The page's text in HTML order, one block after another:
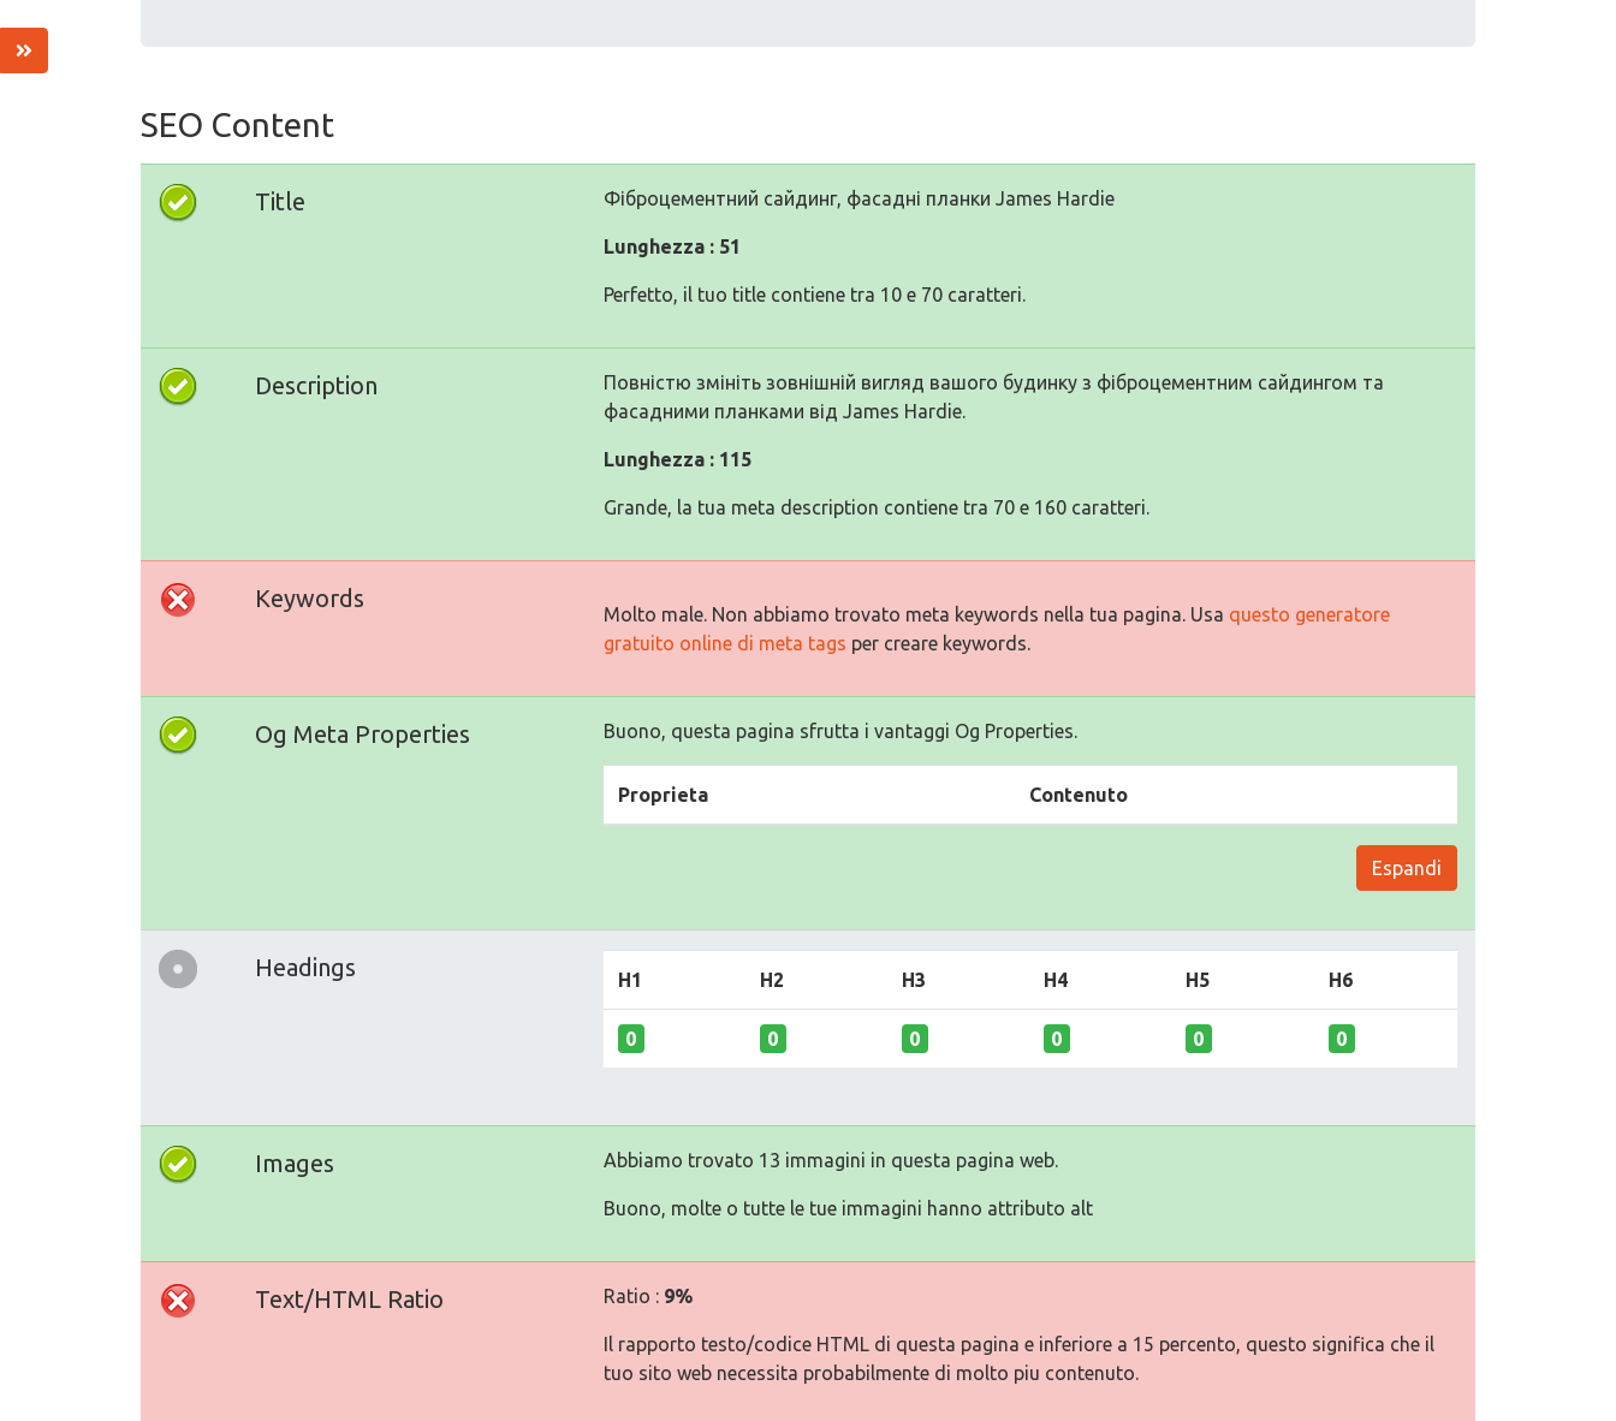
SEO Content
Title Фіброцементний сайдинг, фасадні планки James Hardie
Lunghezza : 51
Perfetto, il tuo title contiene tra 10 e 70 caratteri.
Description
Повністю змініть зовнішній вигляд вашого будинку з фіброцементним сайдингом та
фасадними планками від James Hardie.
Lunghezza : 115
Grande, la tua meta description contiene tra 70 e 160 caratteri.
Keywords
Molto male. Non abbiamo trovato meta keywords nella tua pagina. Usa questo generatore
gratuito online di meta tags per creare keywords.
Og Meta Properties Buono, questa pagina sfrutta i vantaggi Og Properties.
Proprieta Contenuto
Espandi
Headings H1 H2 H3 H4 H5 H6
0 0 0 0 0 0
Images Abbiamo trovato 13 immagini in questa pagina web.
Buono, molte o tutte le tue immagini hanno attributo alt
Text/HTML Ratio Ratio : 9%
Il rapporto testo/codice HTML di questa pagina e inferiore a 15 percento, questo significa che il
tuo sito web necessita probabilmente di molto piu contenuto.